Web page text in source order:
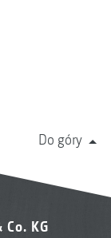
Do góry
Co. KG